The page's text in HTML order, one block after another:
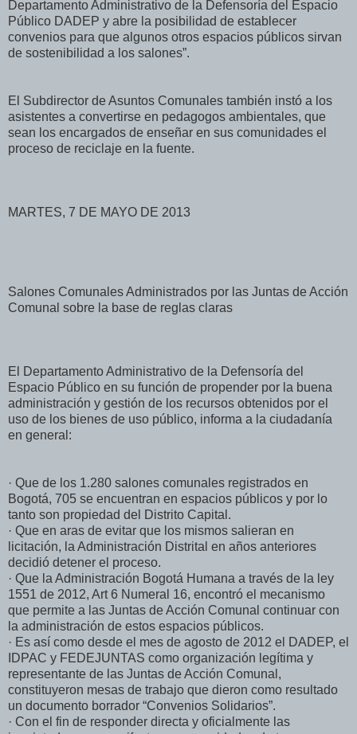
Departamento Administrativo de la Defensoría del Espacio
Público DADEP y abre la posibilidad de establecer
convenios para que algunos otros espacios públicos sirvan
de sostenibilidad a los salones”.
El Subdirector de Asuntos Comunales también instó a los
asistentes a convertirse en pedagogos ambientales, que
sean los encargados de enseñar en sus comunidades el
proceso de reciclaje en la fuente.
MARTES, 7 DE MAYO DE 2013
Salones Comunales Administrados por las Juntas de Acción
Comunal sobre la base de reglas claras
El Departamento Administrativo de la Defensoría del
Espacio Público en su función de propender por la buena
administración y gestión de los recursos obtenidos por el
uso de los bienes de uso público, informa a la ciudadanía
en general:
· Que de los 1.280 salones comunales registrados en
Bogotá, 705 se encuentran en espacios públicos y por lo
tanto son propiedad del Distrito Capital.
· Que en aras de evitar que los mismos salieran en
licitación, la Administración Distrital en años anteriores
decidió detener el proceso.
· Que la Administración Bogotá Humana a través de la ley
1551 de 2012, Art 6 Numeral 16, encontró el mecanismo
que permite a las Juntas de Acción Comunal continuar con
la administración de estos espacios públicos.
· Es así como desde el mes de agosto de 2012 el DADEP, el
IDPAC y FEDEJUNTAS como organización legítima y
representante de las Juntas de Acción Comunal,
constituyeron mesas de trabajo que dieron como resultado
un documento borrador “Convenios Solidarios”.
· Con el fin de responder directa y oficialmente las